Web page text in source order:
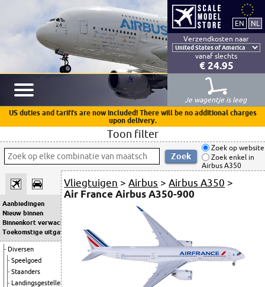
Verzendkosten naar
vanaf slechts
€ 24.95
Je wagentje is leeg
US duties and tariffs are now included! There will be no additional charges
upon delivery.
Toon filter
Zoek op website
Zoek enkel in
Airbus A350
Aanbiedingen
Nieuw binnen
Binnenkort verwacht
Toekomstige uitgaven
Diversen
Speelgoed
Staanders
Landingsgestellen
Vliegtuigen >Airbus >Airbus A350 >
Air France Airbus A350-900